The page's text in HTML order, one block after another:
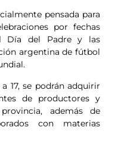
pensada para
por fechas
Día del Padre y las
argentina de fútbol
17, se podrán adquirir
de productores y
además de
con materias